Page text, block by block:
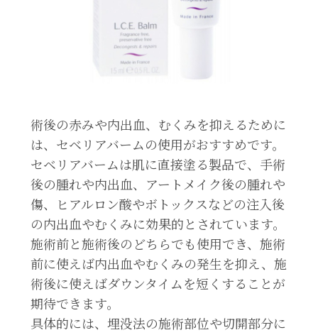
術後の赤みや内出血、むくみを抑えるために
は、セベリアバームの使用がおすすめです。
セベリアバームは肌に直接塗る製品で、手術
後の腫れや内出血、アートメイク後の腫れや
傷、ヒアルロン酸やボトックスなどの注入後
の内出血やむくみに効果的とされています。
施術前と施術後のどちらでも使用でき、施術
前に使えば内出血やむくみの発生を抑え、施
術後に使えばダウンタイムを短くすることが
期待できます。
具体的には、埋没法の施術部位や切開部分に